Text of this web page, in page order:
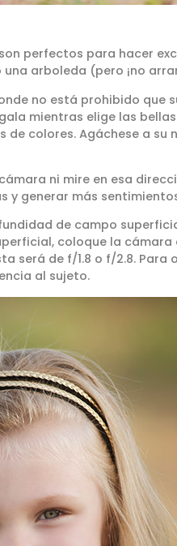
perfectos para hacer
arboleda (pero ¡no
no está prohibido que
mientras elige las
colores. Agáchese a su
ni mire en esa
y generar más
de campo
coloque la
será de f/1.8 o f/2.8. Para
al sujeto.